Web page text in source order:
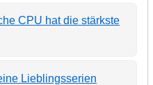
CPU hat die stärkste
Lieblingsserien